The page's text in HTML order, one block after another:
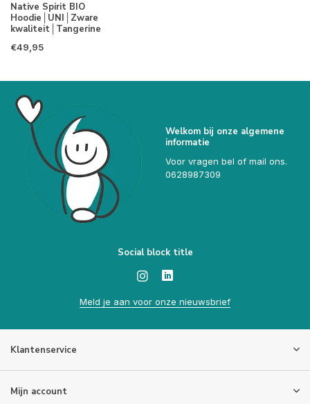
Native Spirit BIO
Hoodie│UNI│Zware
kwaliteit│Tangerine
€49,95
Welkom bij onze algemene
informatie
Voor vragen bel of mail ons.
0628987309
Social block title
Meld je aan voor onze nieuwsbrief
Klantenservice
Mijn account